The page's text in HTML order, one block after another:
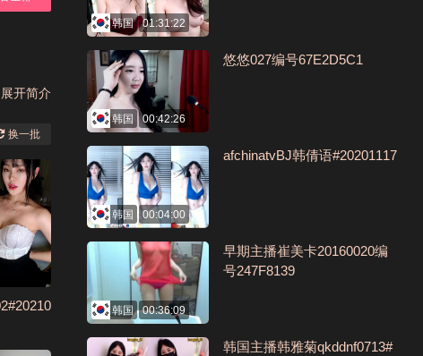
展开简介
换一批
韩国 01:31:22
韩国 00:42:26
悠悠027编号67E2D5C1
韩国 00:04:00
afchinatvBJ韩倩语#20201117
韩国 00:36:09
早期主播崔美卡20160020编
号247F8139
韩国主播韩雅菊qkddnf0713#